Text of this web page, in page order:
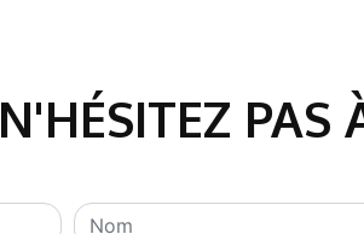
N'HÉSITEZ PAS